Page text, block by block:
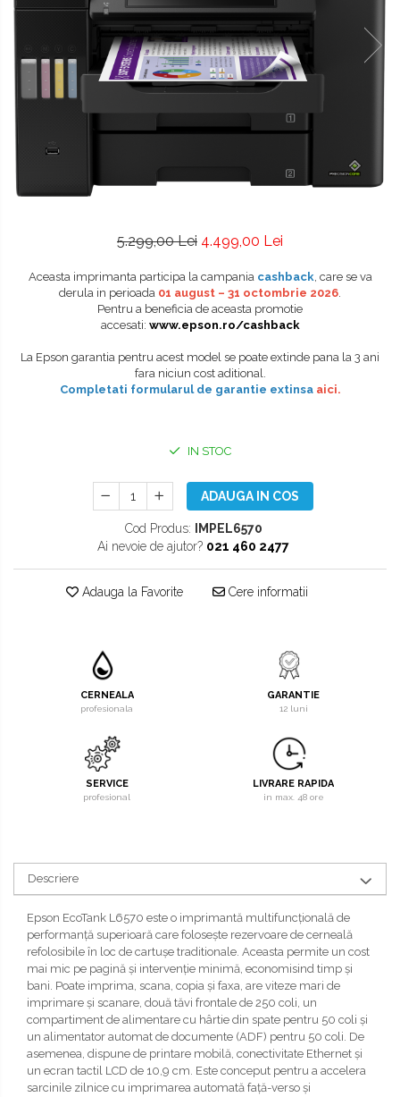
5.299,00 Lei 4.499,00 Lei
Aceasta imprimanta participa la campania cashback, care se va
derula in perioada 01 august – 31 octombrie 2026.
Pentru a beneficia de aceasta promotie
accesati: www.epson.ro/cashback
La Epson garantia pentru acest model se poate extinde pana la 3 ani
fara niciun cost aditional.
Completati formularul de garantie extinsa aici.
IN STOC
ADAUGA IN COS
Cod Produs:
IMPEL6570
Ai nevoie de ajutor? 021 460 2477
Adauga la Favorite Cere informatii
CERNEALA
profesionala
GARANTIE
12 luni
SERVICE
profesional
LIVRARE RAPIDA
in max. 48 ore
Descriere
Epson EcoTank L6570 este o imprimantă multifuncțională de
performanță superioară care folosește rezervoare de cerneală
refolosibile în loc de cartușe traditionale. Aceasta permite un cost
mai mic pe pagină și intervenție minimă, economisind timp și
bani. Poate imprima, scana, copia și faxa, are viteze mari de
imprimare și scanare, două tăvi frontale de 250 coli, un
compartiment de alimentare cu hârtie din spate pentru 50 coli și
un alimentator automat de documente (ADF) pentru 50 coli. De
asemenea, dispune de printare mobilă, conectivitate Ethernet și
un ecran tactil LCD de 10,9 cm. Este conceput pentru a accelera
sarcinile zilnice cu imprimarea automată față-verso și